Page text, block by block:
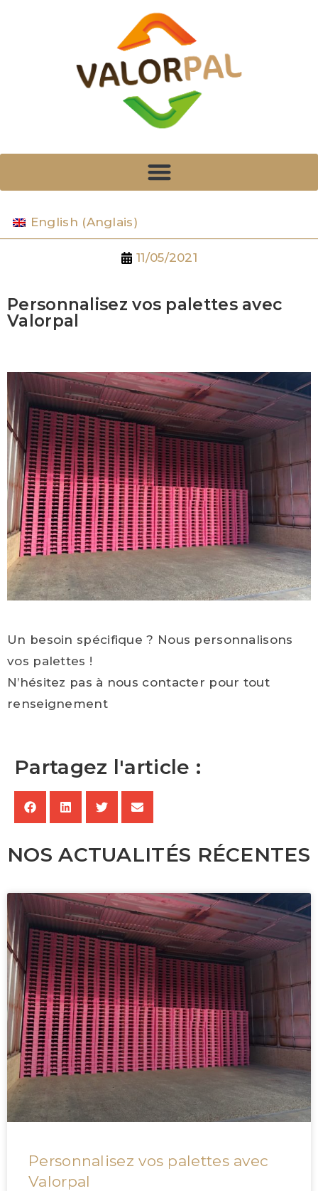
English (Anglais)
11/05/2021
Personnalisez vos palettes avec
Valorpal
Un besoin spécifique ? Nous personnalisons
vos palettes !
N’hésitez pas à nous contacter pour tout
renseignement
Partagez l'article :
NOS ACTUALITÉS RÉCENTES
Personnalisez vos palettes avec
Valorpal